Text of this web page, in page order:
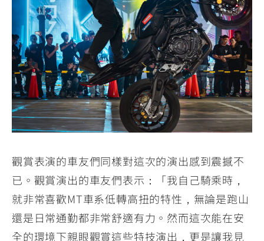
觀賞表演的車友們同樣對這次的演出感到震撼不
已。觀賞演出的車友們表示：「我自己騎乘時，
就非常喜歡MT車系低轉高扭的特性，無論是跑山
還是日常通勤都非常舒適有力。然而這次能在安
全的環境下親眼觀賞這些特技演出，更是讓我見